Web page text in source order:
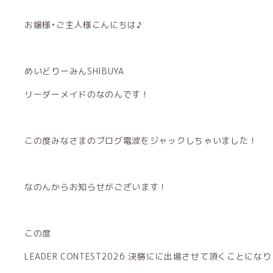
お嬢様•ご主人様こんにちは︎︎︎︎♪
めいどりーみんSHIBUYA
リーダーメイドのなのんです︎︎︎︎！
この度みなさまのブログ電波をジャックしちゃいました！
なのんからお知らせがございます！
この度
LEADER CONTEST2026 決勝にに出場させて頂くことにな